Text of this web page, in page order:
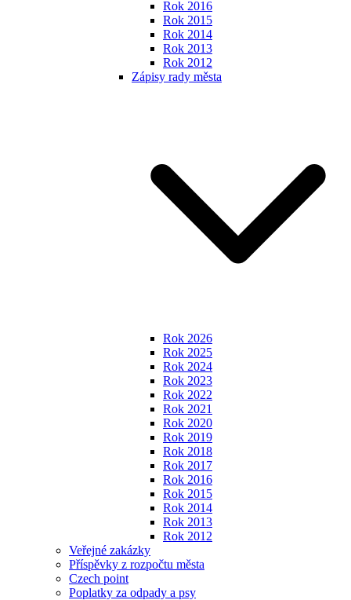
Rok 2016
Rok 2015
Rok 2014
Rok 2013
Rok 2012
Zápisy rady města
Rok 2026
Rok 2025
Rok 2024
Rok 2023
Rok 2022
Rok 2021
Rok 2020
Rok 2019
Rok 2018
Rok 2017
Rok 2016
Rok 2015
Rok 2014
Rok 2013
Rok 2012
Veřejné zakázky
Příspěvky z rozpočtu města
Czech point
Poplatky za odpady a psy